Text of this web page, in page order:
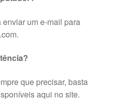
um e-mail para
que precisar, basta
aqui no site.